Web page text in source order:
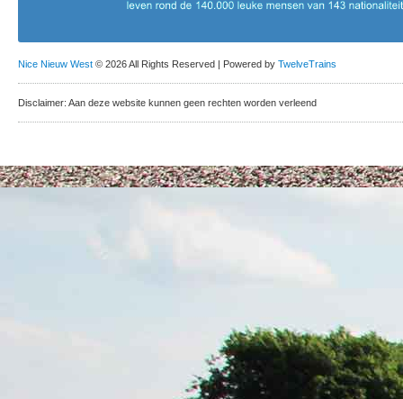
Nice Nieuw West © 2026 All Rights Reserved | Powered by TwelveTrains
Disclaimer: Aan deze website kunnen geen rechten worden verleend